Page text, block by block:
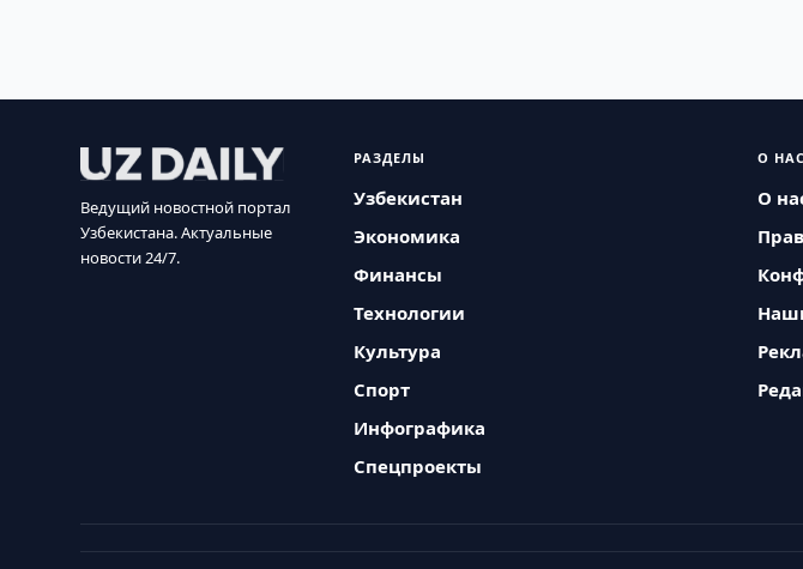
Ведущий новостной портал
Узбекистана. Актуальные
новости 24/7.
РАЗДЕЛЫ
Узбекистан
Экономика
Финансы
Технологии
Культура
Спорт
Инфографика
Спецпроекты
О НАС
О